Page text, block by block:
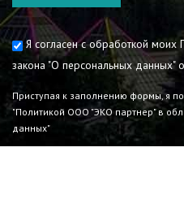
Согласие на обработку
Я согласен с обработкой
закона "О персональных данных"
Приступая к заполнению формы, я
"Политикой ООО "ЭКО партнер" в
данных"